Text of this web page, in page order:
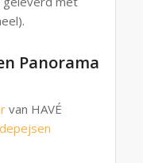
Panorama
van HAVÉ